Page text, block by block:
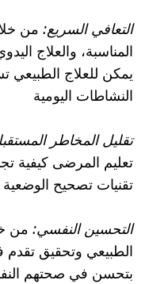
التعافي السريع: من
المناسبة، والعلاج
يمكن للعلاج الطبيعي
النشاطات اليومية
- تقليل المخاطر
تعليم المرضى كيفية
تقنيات تصحيح
التحسين النفسي: من
الطبيعي وتحقيق
بتحسن في صحتهم